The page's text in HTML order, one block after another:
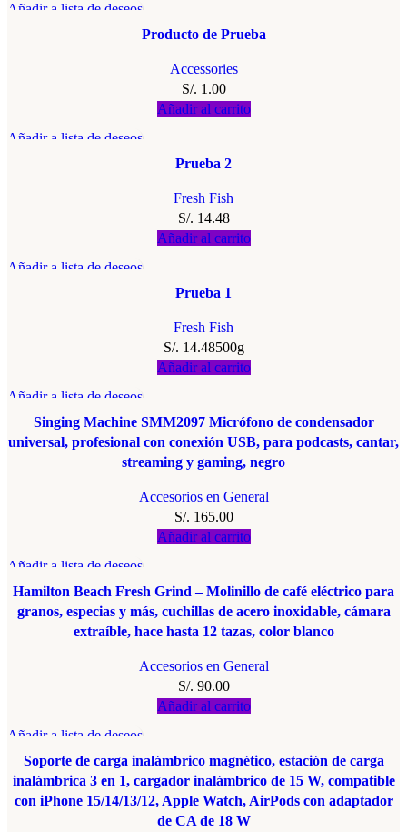
Añadir a lista de deseos
Producto de Prueba
Accessories
S/. 1.00
Añadir al carrito
Añadir a lista de deseos
Prueba 2
Fresh Fish
S/. 14.48
Añadir al carrito
Añadir a lista de deseos
Prueba 1
Fresh Fish
S/. 14.48500g
Añadir al carrito
Añadir a lista de deseos
Singing Machine SMM2097 Micrófono de condensador
universal, profesional con conexión USB, para podcasts, cantar,
streaming y gaming, negro
Accesorios en General
S/. 165.00
Añadir al carrito
Añadir a lista de deseos
Hamilton Beach Fresh Grind – Molinillo de café eléctrico para
granos, especias y más, cuchillas de acero inoxidable, cámara
extraíble, hace hasta 12 tazas, color blanco
Accesorios en General
S/. 90.00
Añadir al carrito
Añadir a lista de deseos
Soporte de carga inalámbrico magnético, estación de carga
inalámbrica 3 en 1, cargador inalámbrico de 15 W, compatible
con iPhone 15/14/13/12, Apple Watch, AirPods con adaptador
de CA de 18 W